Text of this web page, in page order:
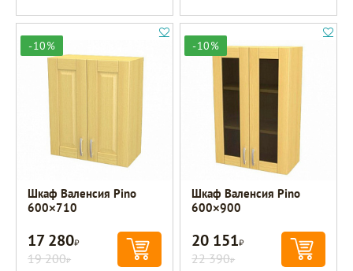
-10%
Шкаф Валенсия Pino
600×710
17 280Р
19 200Р
-10%
Шкаф Валенсия Pino
600×900
20 151Р
22 390Р